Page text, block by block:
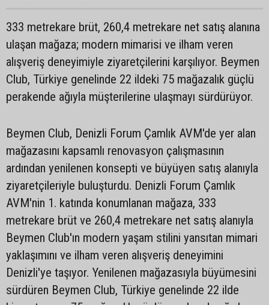
333 metrekare brüt, 260,4 metrekare net satış alanına
ulaşan mağaza; modern mimarisi ve ilham veren
alışveriş deneyimiyle ziyaretçilerini karşılıyor. Beymen
Club, Türkiye genelinde 22 ildeki 75 mağazalık güçlü
perakende ağıyla müşterilerine ulaşmayı sürdürüyor.
Beymen Club, Denizli Forum Çamlık AVM'de yer alan
mağazasını kapsamlı renovasyon çalışmasının
ardından yenilenen konsepti ve büyüyen satış alanıyla
ziyaretçileriyle buluşturdu. Denizli Forum Çamlık
AVM'nin 1. katında konumlanan mağaza, 333
metrekare brüt ve 260,4 metrekare net satış alanıyla
Beymen Club'ın modern yaşam stilini yansıtan mimari
yaklaşımını ve ilham veren alışveriş deneyimini
Denizli'ye taşıyor. Yenilenen mağazasıyla büyümesini
sürdüren Beymen Club, Türkiye genelinde 22 ilde